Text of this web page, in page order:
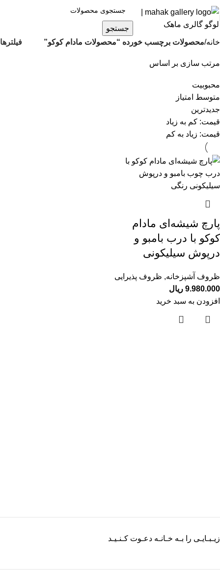
جستجو
خانه محصولات برچسب خورده “محصولات مادام کوکو” فیلترها
مرتب سازی بر اساس
محبوبیت
متوسط امتیاز
جدیدترین
قیمت: کم به زیاد
قیمت: زیاد به کم
پارچ شیشه‌ای مادام
کوکو با درب بامبو و
درپوش سیلیکونی
ظروف آشپزخانه, ظروف پذیرایی
9.980.000 ریال
افزودن به سبد خرید
زیـبـایـی را بـه خـانـه دعـوت کـنـیـد